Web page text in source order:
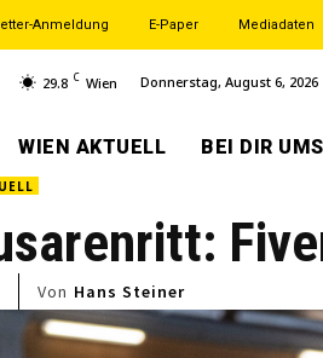
Anmeldung E-Paper Mediadaten
29.8 C Wien Donnerstag, August 6, 2026
WIEN AKTUELL BEI DIR
Von Hans Steiner